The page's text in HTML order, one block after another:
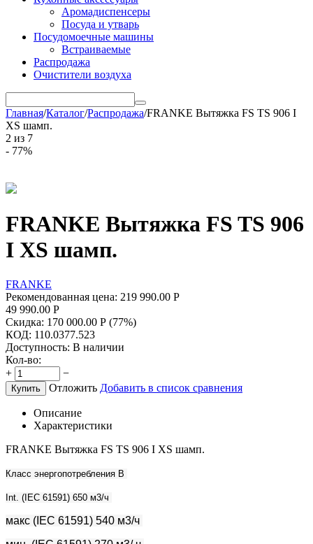
Аромадиспенсеры
Посуда и утварь
Посудомоечные машины
Встраиваемые
Распродажа
Очистители воздуха
Главная/Каталог/Распродажа/FRANKE Вытяжка FS TS 906 I
XS шамп.
2 из 7
- 77%
FRANKE Вытяжка FS TS 906
I XS шамп.
FRANKE
Рекомендованная цена: 219 990.00 Р
49 990.00 Р
Скидка: 170 000.00 Р (77%)
КОД: 110.0377.523
Доступность: В наличии
Кол-во:
+
−
Купить Отложить Добавить в список сравнения
Описание
Характеристики
FRANKE Вытяжка FS TS 906 I XS шамп.
Класс энергопотребления B
Int. (IEC 61591) 650 м3/ч
макс (IEC 61591) 540 м3/ч